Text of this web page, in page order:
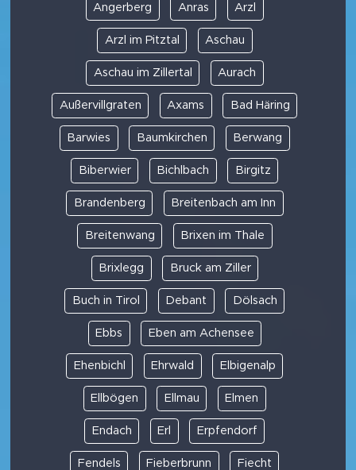
Angerberg Anras Arzl
Arzl im Pitztal Aschau
Aschau im Zillertal Aurach
Außervillgraten Axams Bad Häring
Barwies Baumkirchen Berwang
Biberwier Bichlbach Birgitz
Brandenberg Breitenbach am Inn
Breitenwang Brixen im Thale
Brixlegg Bruck am Ziller
Buch in Tirol Debant Dölsach
Ebbs Eben am Achensee
Ehenbichl Ehrwald Elbigenalp
Ellbögen Ellmau Elmen
Endach Erl Erpfendorf
Fendels Fieberbrunn Fiecht